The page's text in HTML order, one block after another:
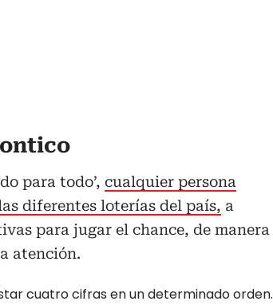
para todo’, cualquier persona
diferentes loterías del país, a
para jugar el chance, de manera
atención.
cuatro cifras en un determinado orden.